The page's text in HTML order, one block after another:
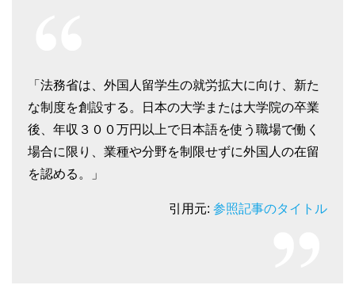
「法務省は、外国人留学生の就労拡大に向け、新た
な制度を創設する。日本の大学または大学院の卒業
後、年収３００万円以上で日本語を使う職場で働く
場合に限り、業種や分野を制限せずに外国人の在留
を認める。」
引用元: 参照記事のタイトル